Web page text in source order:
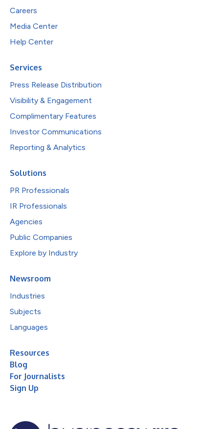
Careers
Media Center
Help Center
Services
Press Release Distribution
Visibility & Engagement
Complimentary Features
Investor Communications
Reporting & Analytics
Solutions
PR Professionals
IR Professionals
Agencies
Public Companies
Explore by Industry
Newsroom
Industries
Subjects
Languages
Resources
Blog
For Journalists
Sign Up